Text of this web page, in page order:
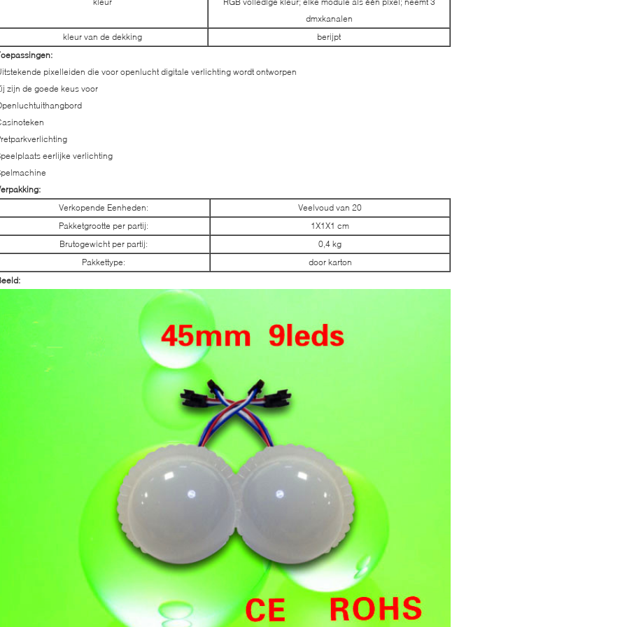
dmxkanalen
kleur van de dekking
berijpt
pixelleiden die voor openlucht digitale verlichting wordt ontworpen
zijn de goede keus voor
eerlijke verlichting
Verkopende Eenheden:
Veelvoud van 20
Pakketgrootte per partij:
1X1X1 cm
Brutogewicht per partij:
0,4 kg
Pakkettype:
door karton